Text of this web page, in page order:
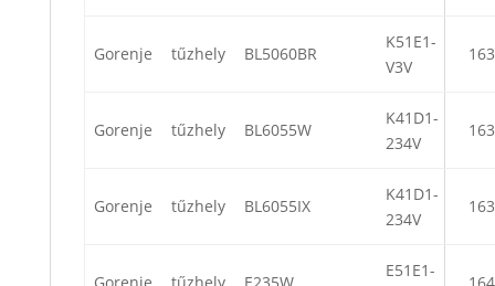
Gorenje tűzhely BL5060BR
K51E1-
V3V
Gorenje tűzhely BL6055W
K41D1-
234V
Gorenje tűzhely BL6055IX
K41D1-
234V
E51E1-